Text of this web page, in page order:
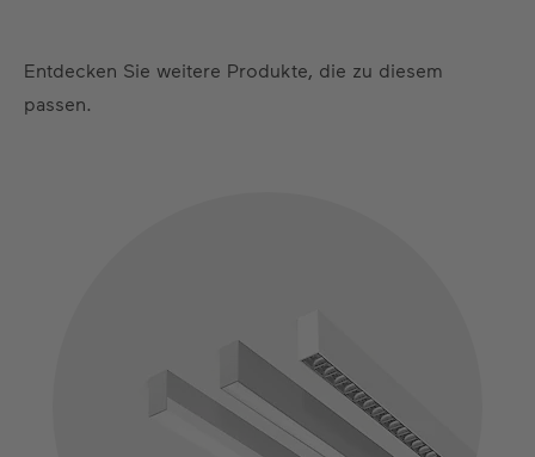
Entdecken Sie weitere Produkte, die zu diesem
passen.